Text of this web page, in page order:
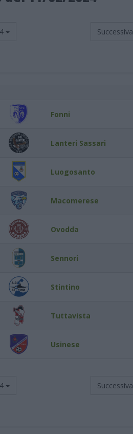
Successiva
Fonni
Lanteri Sassari
Luogosanto
Macomerese
Ovodda
Sennori
Stintino
Tuttavista
Usinese
Successiva